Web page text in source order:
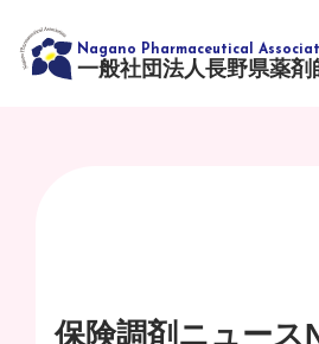
一般社団法人長野県薬剤
保険調剤ニュース